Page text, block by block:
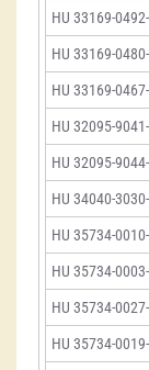
HU 33169-
HU 33169-
HU 33169-
HU 32095-
HU 32095-
HU 34040-
HU 35734-
HU 35734-
HU 35734-
HU 35734-